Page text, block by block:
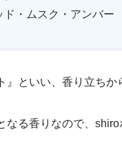
・ムスク・アンバー
といい、香り立ちか
なる香りなので、